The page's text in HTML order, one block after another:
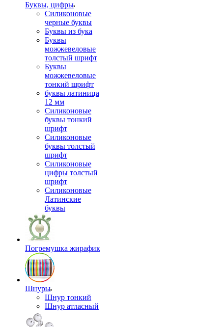
Буквы, цифры
Силиконовые
черные буквы
Буквы из бука
Буквы
можжевеловые
толстый шрифт
Буквы
можжевеловые
тонкий шрифт
буквы латиница
12 мм
Силиконовые
буквы тонкий
шрифт
Силиконовые
буквы толстый
шрифт
Силиконовые
цифры толстый
шрифт
Силиконовые
Латинские
буквы
Погремушка жирафик
Шнуры
Шнур тонкий
Шнур атласный